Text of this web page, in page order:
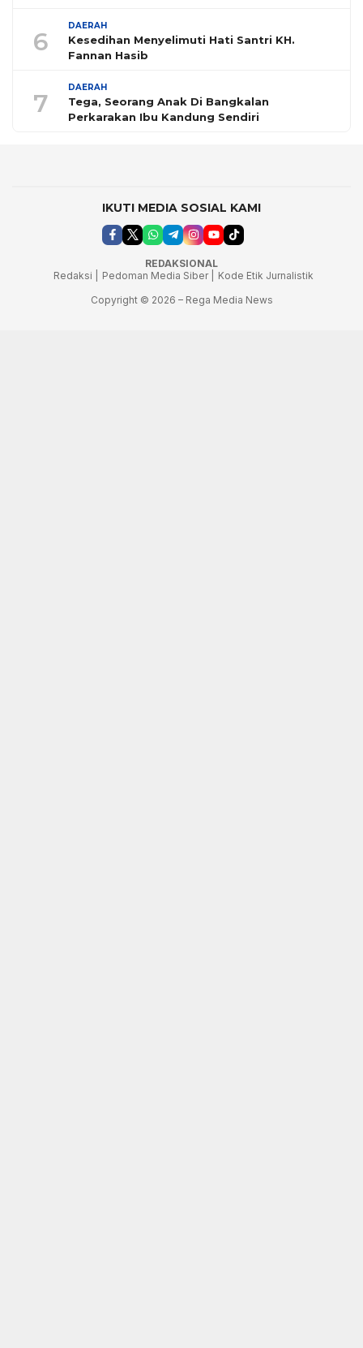
6
DAERAH
Kesedihan Menyelimuti Hati Santri KH.
Fannan Hasib
7
DAERAH
Tega, Seorang Anak Di Bangkalan
Perkarakan Ibu Kandung Sendiri
IKUTI MEDIA SOSIAL KAMI
REDAKSIONAL
Redaksi |
Pedoman Media Siber |
Kode Etik Jurnalistik
Copyright © 2026 – Rega Media News